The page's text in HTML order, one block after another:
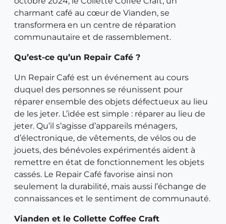
charmant café au cœur de Vianden, se
transformera en un centre de réparation
communautaire et de rassemblement.
Qu’est-ce qu’un Repair Café ?
Un Repair Café est un événement au cours
duquel des personnes se réunissent pour
réparer ensemble des objets défectueux au lieu
de les jeter. L’idée est simple : réparer au lieu de
jeter. Qu’il s’agisse d’appareils ménagers,
d’électronique, de vêtements, de vélos ou de
jouets, des bénévoles expérimentés aident à
remettre en état de fonctionnement les objets
cassés. Le Repair Café favorise ainsi non
seulement la durabilité, mais aussi l’échange de
connaissances et le sentiment de communauté.
Vianden et le Collette Coffee Craft